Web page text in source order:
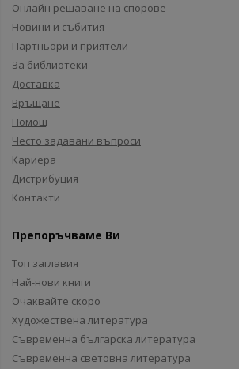
Онлайн решаване на спорове
Новини и събития
Партньори и приятели
За библиотеки
Доставка
Връщане
Помощ
Често задавани въпроси
Кариера
Дистрибуция
Контакти
Препоръчваме Ви
Топ заглавия
Най-нови книги
Очаквайте скоро
Художествена литература
Съвременна българска литература
Съвременна световна литература